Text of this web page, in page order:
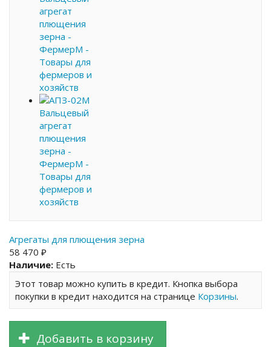
Агрегаты для плющения зерна
58 470 ₽
Наличие: Есть
Этот товар можно купить в кредит. Кнопка выбора
покупки в кредит находится на странице Корзины.
Добавить в корзину